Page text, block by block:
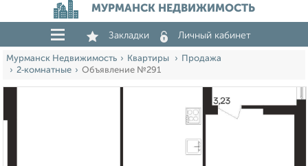
МУРМАНСК НЕДВИЖИМОСТЬ
Закладки Личный кабинет
Мурманск Недвижимость Квартиры
Продажа
2‑комнатные
Объявление №291